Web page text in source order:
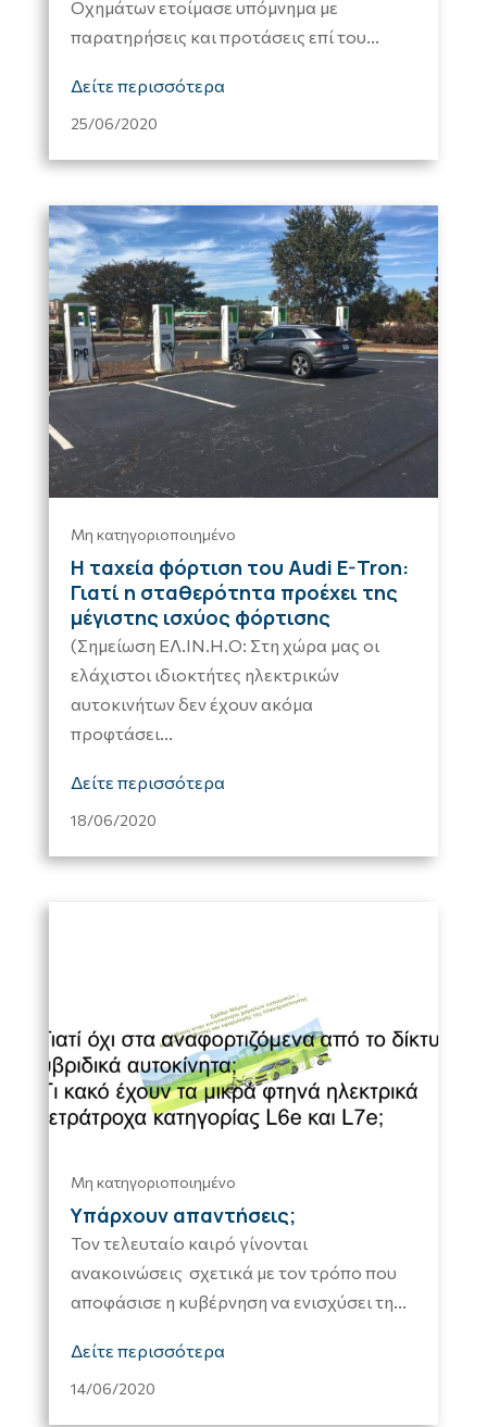
25/06/2020
Οχημάτων ετοίμασε υπόμνημα με
παρατηρήσεις και προτάσεις επί του...
Δείτε περισσότερα
Η ταχεία φόρτιση του Audi E-Tron:
Γιατί η σταθερότητα προέχει της
μέγιστης ισχύος φόρτισης
18/06/2020
Μη κατηγοριοποιημένο
(Σημείωση ΕΛ.ΙΝ.Η.Ο: Στη χώρα μας οι
ελάχιστοι ιδιοκτήτες ηλεκτρικών
αυτοκινήτων δεν έχουν ακόμα
προφτάσει...
Δείτε περισσότερα
Υπάρχουν απαντήσεις;
14/06/2020
Μη κατηγοριοποιημένο
Τον τελευταίο καιρό γίνονται
ανακοινώσεις σχετικά με τον τρόπο που
αποφάσισε η κυβέρνηση να ενισχύσει τη...
Δείτε περισσότερα